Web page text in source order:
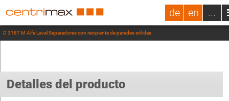
de en ...
D 3187 M Alfa Laval Separadores con recipiente de paredes sólidas
Detalles del producto